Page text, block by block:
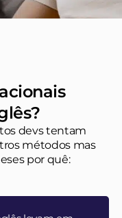
devs tentam
métodos mas
por quê: